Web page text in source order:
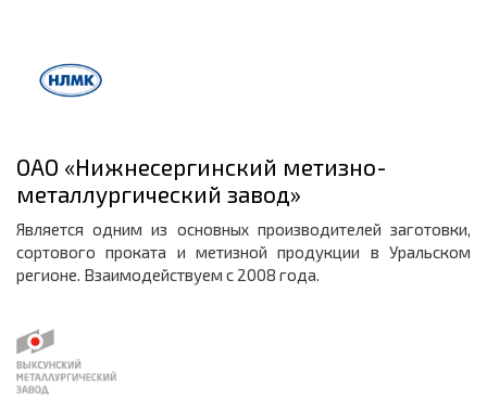
ОАО «Нижнесергинский метизно-
металлургический завод»
Является одним из основных производителей заготовки,
сортового проката и метизной продукции в Уральском
регионе. Взаимодействуем с 2008 года.